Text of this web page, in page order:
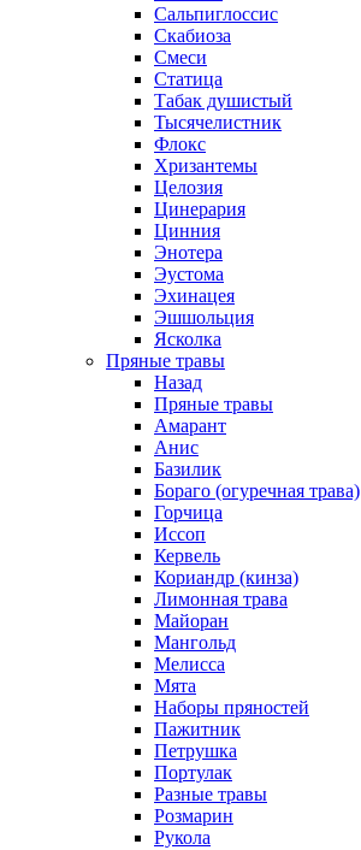
Сальпиглоссис
Скабиоза
Смеси
Статица
Табак душистый
Тысячелистник
Флокс
Хризантемы
Целозия
Цинерария
Цинния
Энотера
Эустома
Эхинацея
Эшшольция
Ясколка
Пряные травы
Назад
Пряные травы
Амарант
Анис
Базилик
Бораго (огуречная трава)
Горчица
Иссоп
Кервель
Кориандр (кинза)
Лимонная трава
Майоран
Мангольд
Мелисса
Мята
Наборы пряностей
Пажитник
Петрушка
Портулак
Разные травы
Розмарин
Рукола